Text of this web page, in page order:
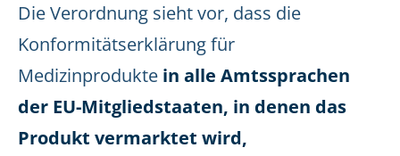
Die Verordnung sieht vor, dass die
Konformitätserklärung für
Medizinprodukte in alle Amtssprachen
der EU-Mitgliedstaaten, in denen das
Produkt vermarktet wird,